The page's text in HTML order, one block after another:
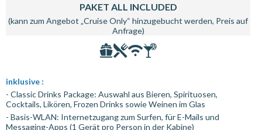
PAKET ALL INCLUDED
(kann zum Angebot „Cruise Only“ hinzugebucht werden, Preis auf
Anfrage)
inklusive :
- Classic Drinks Package: Auswahl aus Bieren, Spirituosen,
Cocktails, Likören, Frozen Drinks sowie Weinen im Glas
- Basis-WLAN: Internetzugang zum Surfen, für E-Mails und
Messaging-Apps (1 Gerät pro Person in der Kabine)